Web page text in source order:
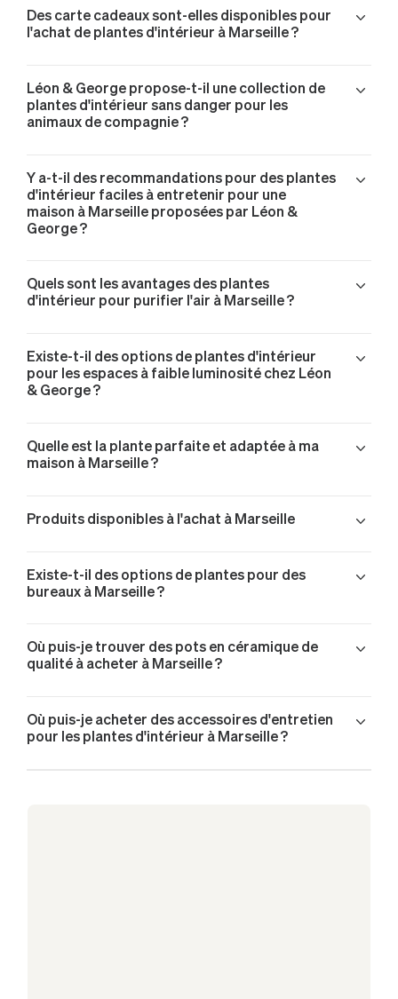
Des carte cadeaux sont-elles disponibles pour
l'achat de plantes d'intérieur à Marseille ?
Léon & George propose-t-il une collection de
plantes d'intérieur sans danger pour les
animaux de compagnie ?
Y a-t-il des recommandations pour des plantes
d'intérieur faciles à entretenir pour une
maison à Marseille proposées par Léon &
George ?
Quels sont les avantages des plantes
d'intérieur pour purifier l'air à Marseille ?
Existe-t-il des options de plantes d'intérieur
pour les espaces à faible luminosité chez Léon
& George ?
Quelle est la plante parfaite et adaptée à ma
maison à Marseille ?
Produits disponibles à l'achat à Marseille
Joyau de Zanzibar livré à Marseille
Pothos Cascade livré à Marseille
Pothos Cascade livré à Marseille
Ficus Elastica Abidjan livré à Marseille
Existe-t-il des options de plantes pour des
bureaux à Marseille ?
Où puis-je trouver des pots en céramique de
qualité à acheter à Marseille ?
Où puis-je acheter des accessoires d'entretien
pour les plantes d'intérieur à Marseille ?